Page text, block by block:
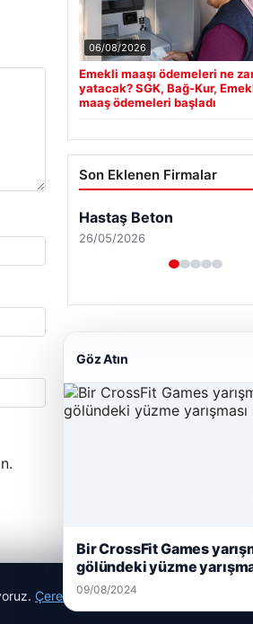
06/08/2026
Emekli maaşı ödemeleri ne
yatacak? SGK, Bağ-Kur,
maaş ödemeleri başladı
Son Eklenen Firmalar
Çerez Politikamız
Göz Atın
Bir CrossFit Games
gölündeki yüzme
09/08/2024